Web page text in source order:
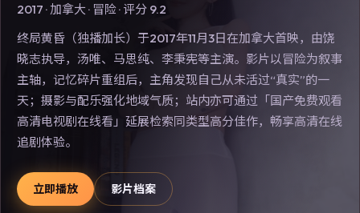
2017 ·加拿大 · 冒险· 评分 9.2
终局黄昏（独播加长）于2017年11月3日在加拿大首映，由饶
晓志执导，汤唯、马思纯、李秉宪等主演。影片以冒险为叙事
主轴，记忆碎片重组后，主角发现自己从未活过“真实”的一
天；摄影与配乐强化地域气质；站内亦可通过「国产免费观看
高清电视剧在线看」延展检索同类型高分佳作，畅享高清在线
追剧体验。
立即播放 影片档案